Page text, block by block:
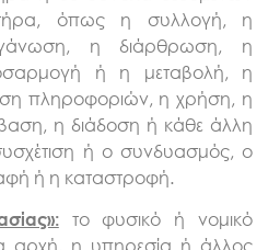
όπως η συλλογή, η
η διάρθρωση, η
ή η μεταβολή, η
πληροφοριών, η χρήση, η
η διάδοση ή κάθε άλλη
ή ο συνδυασμός, ο
ή η καταστροφή.
το φυσικό ή νομικό